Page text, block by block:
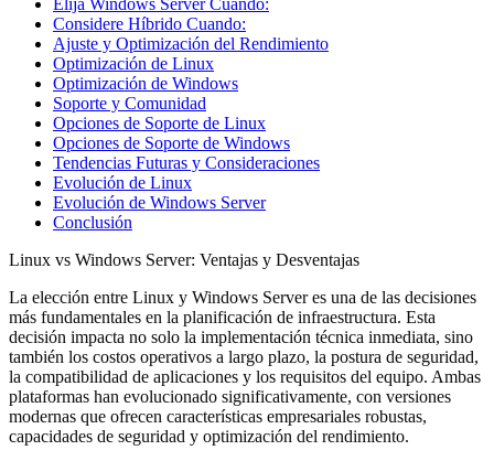
Elija Windows Server Cuando:
Considere Híbrido Cuando:
Ajuste y Optimización del Rendimiento
Optimización de Linux
Optimización de Windows
Soporte y Comunidad
Opciones de Soporte de Linux
Opciones de Soporte de Windows
Tendencias Futuras y Consideraciones
Evolución de Linux
Evolución de Windows Server
Conclusión
Linux vs Windows Server: Ventajas y Desventajas
La elección entre Linux y Windows Server es una de las decisiones
más fundamentales en la planificación de infraestructura. Esta
decisión impacta no solo la implementación técnica inmediata, sino
también los costos operativos a largo plazo, la postura de seguridad,
la compatibilidad de aplicaciones y los requisitos del equipo. Ambas
plataformas han evolucionado significativamente, con versiones
modernas que ofrecen características empresariales robustas,
capacidades de seguridad y optimización del rendimiento.